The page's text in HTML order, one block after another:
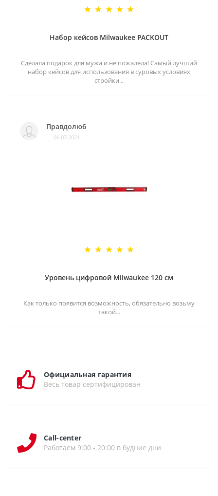
Набор кейсов Milwaukee PACKOUT
Сделала подарок для мужа и не пожалела! Самый лучший
набор кейсов для использования в суровых условиях
стройки ..
Правдолюб
06.07.2021
Уровень цифровой Milwaukee 120 см
Как только появится возможность, обязательно возьму
такой...
Официальная гарантия
Весь товар сертифицирован
Call-center
Работаем 9:00 - 20:00 в будние дни